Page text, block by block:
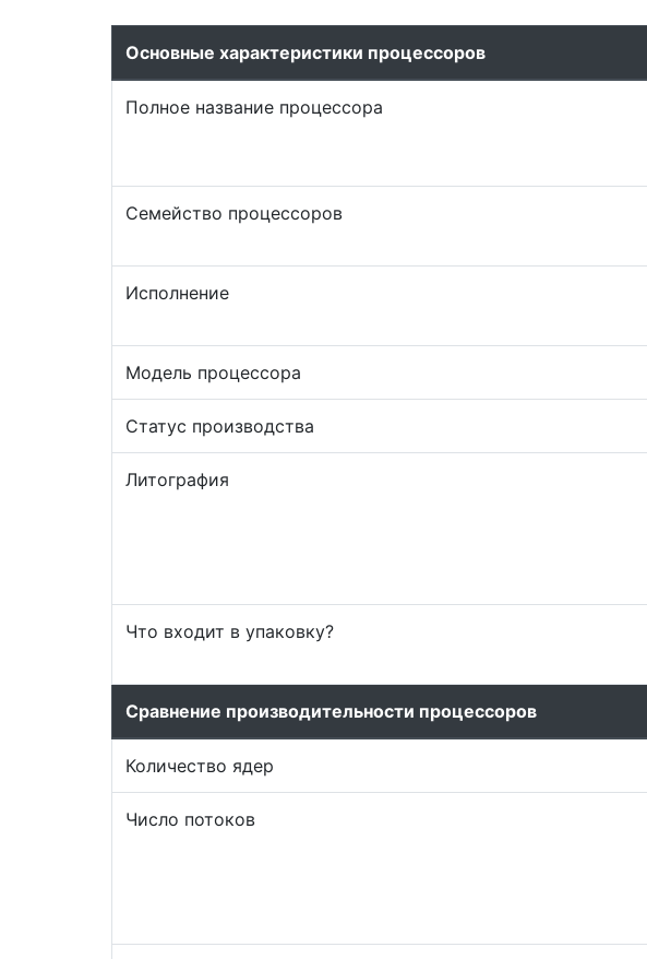
Основные характеристики процессоров
Полное название процессора
Семейство процессоров
Исполнение
Модель процессора
Статус производства
Литография
Что входит в упаковку?
Сравнение производительности процессоров
Количество ядер
Число потоков